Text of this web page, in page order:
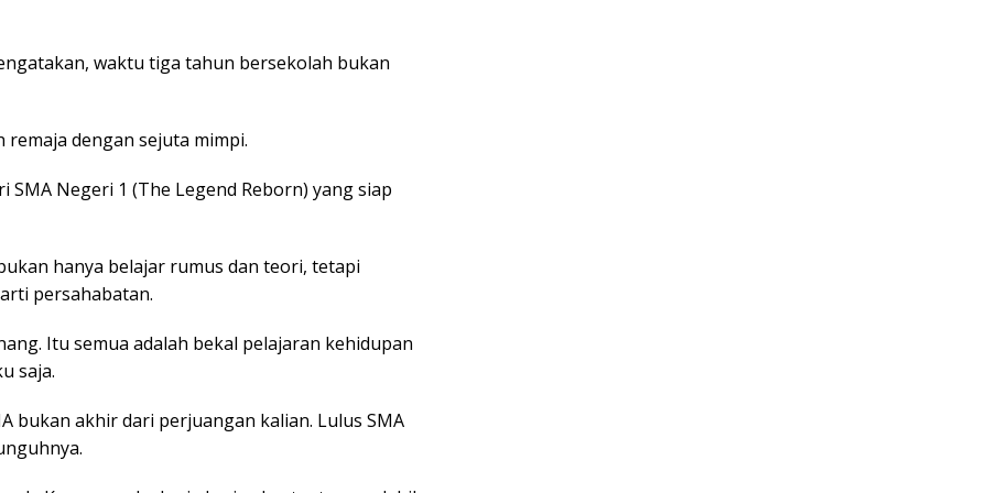
waktu tiga tahun bersekolah bukan
dengan sejuta mimpi.
Negeri 1 (The Legend Reborn) yang siap
hanya belajar rumus dan teori, tetapi
persahabatan.
Itu semua adalah bekal pelajaran kehidupan
saja.
bukan akhir dari perjuangan kalian. Lulus SMA